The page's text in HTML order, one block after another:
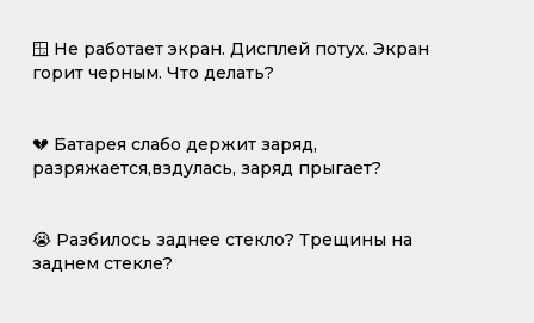
🪟 Не работает экран. Дисплей потух. Экран
горит черным. Что делать?
💔 Батарея слабо держит заряд,
разряжается,вздулась, заряд прыгает?
😭 Разбилось заднее стекло? Трещины на
заднем стекле?